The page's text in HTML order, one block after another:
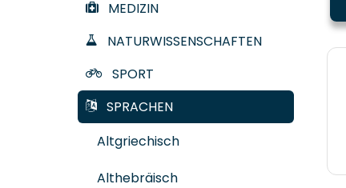
MEDIZIN
NATURWISSENSCHAFTEN
SPORT
SPRACHEN
Altgriechisch
Althebräisch